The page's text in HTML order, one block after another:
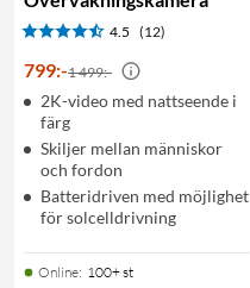
4.5 (12)
799:-1 499:-
2K-video med nattseende i
färg
Skiljer mellan människor
och fordon
Batteridriven med möjlighet
för solcelldrivning
Online: 100+ st